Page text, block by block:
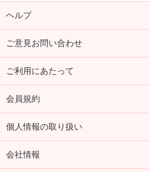
ヘルプ
ご意見お問い合わせ
ご利用にあたって
会員規約
個人情報の取り扱い
会社情報